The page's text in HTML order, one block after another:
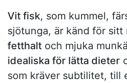
Vit fisk, som kummel,
sjötunga, är känd för sitt
fetthalt och mjuka
idealiska för lätta dieter
som kräver subtilitet, till